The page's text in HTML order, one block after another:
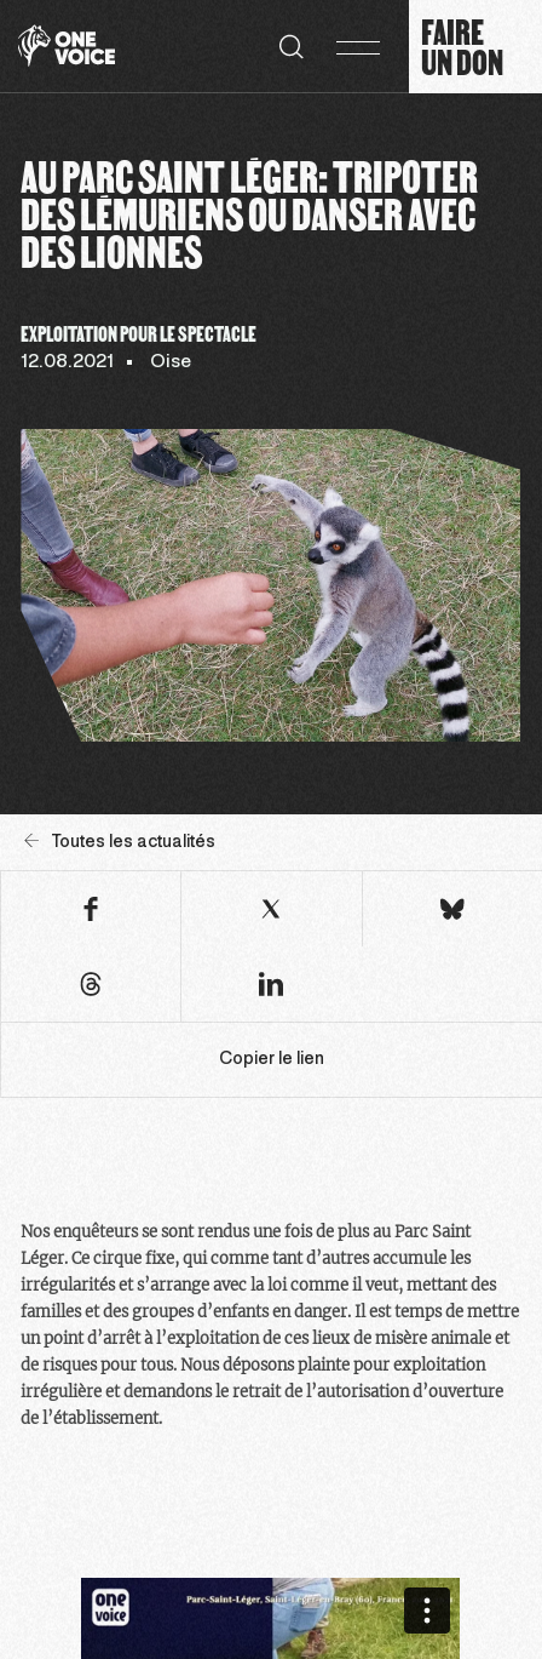
FAIRE
UN DON
AU PARC SAINT LÉGER: TRIPOTER
DES LÉMURIENS OU DANSER AVEC
DES LIONNES
EXPLOITATION POUR LE SPECTACLE
12.08.2021 Oise
Toutes les actualités
Copier le lien
Nos enquêteurs se sont rendus une fois de plus au Parc Saint
Léger. Ce cirque fixe, qui comme tant d’autres accumule les
irrégularités et s’arrange avec la loi comme il veut, mettant des
familles et des groupes d’enfants en danger. Il est temps de mettre
un point d’arrêt à l’exploitation de ces lieux de misère animale et
de risques pour tous. Nous déposons plainte pour exploitation
irrégulière et demandons le retrait de l’autorisation d’ouverture
de l’établissement.